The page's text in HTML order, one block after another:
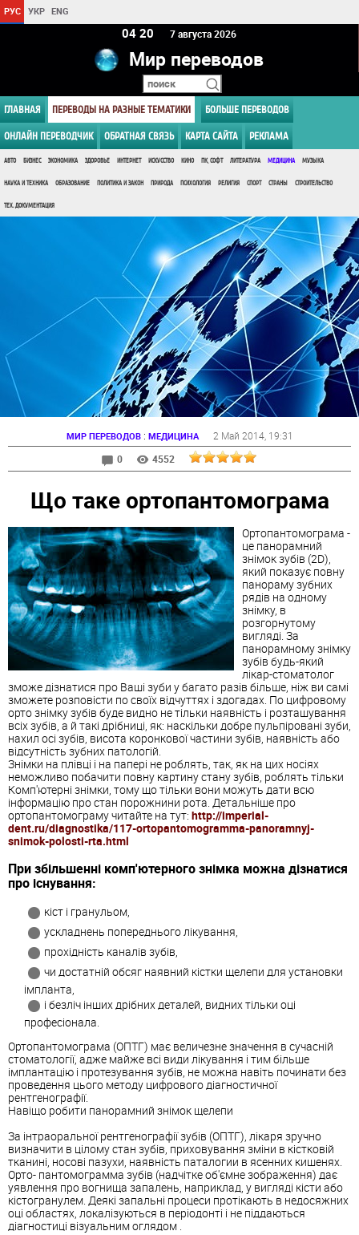
РУС УКР ENG
04 20 7 августа 2026
Мир переводов
ГЛАВНАЯ ПЕРЕВОДЫ НА РАЗНЫЕ ТЕМАТИКИ БОЛЬШЕ ПЕРЕВОДОВ
ОНЛАЙН ПЕРЕВОДЧИК ОБРАТНАЯ СВЯЗЬ КАРТА САЙТА РЕКЛАМА
АВТО БИЗНЕС ЭКОНОМИКА ЗДОРОВЬЕ ИНТЕРНЕТ ИСКУССТВО КИНО ПК, СОФТ ЛИТЕРАТУРА МЕДИЦИНА МУЗЫКА
НАУКА И ТЕХНИКА ОБРАЗОВАНИЕ ПОЛИТИКА И ЗАКОН ПРИРОДА ПСИХОЛОГИЯ РЕЛИГИЯ СПОРТ СТРАНЫ СТРОИТЕЛЬСТВО
ТЕХ. ДОКУМЕНТАЦИЯ
МИР ПЕРЕВОДОВ: МЕДИЦИНА 2 Май 2014, 19:31
0
4552
Що таке ортопантомограма
Ортопантомограма -
це панорамний
знімок зубів (2D),
який показує повну
панораму зубних
рядів на одному
знімку, в
розгорнутому
вигляді. За
панорамному знімку
зубів будь-який
лікар-стоматолог
зможе дізнатися про Ваші зуби у багато разів більше, ніж ви самі
зможете розповісти по своїх відчуттях і здогадах. По цифровому
орто знімку зубів буде видно не тільки наявність і розташування
всіх зубів, а й такі дрібниці, як: наскільки добре пульпіровані зуби,
нахил осі зубів, висота коронкової частини зубів, наявність або
відсутність зубних патологій.
Знімки на плівці і на папері не роблять, так, як на цих носіях
неможливо побачити повну картину стану зубів, роблять тільки
Комп'ютерні знімки, тому що тільки вони можуть дати всю
інформацію про стан порожнини рота. Детальніше про
ортопантомограму читайте на тут: http://imperial-
dent.ru/diagnostika/117-ortopantomogramma-panoramnyj-
snimok-polosti-rta.html
При збільшенні комп'ютерного знімка можна дізнатися
про існування:
кіст і гранульом,
ускладнень попереднього лікування,
прохідність каналів зубів,
чи достатній обсяг наявний кістки щелепи для установки
імпланта,
і безліч інших дрібних деталей, видних тільки оці
професіонала.
Ортопантомограма (ОПТГ) має величезне значення в сучасній
стоматології, адже майже всі види лікування і тим більше
імплантацію і протезування зубів, не можна навіть починати без
проведення цього методу цифрового діагностичної
рентгенографії.
Навіщо робити панорамний знімок щелепи
За інтраоральної рентгенографії зубів (ОПТГ), лікаря зручно
визначити в цілому стан зубів, приховування зміни в кістковій
тканині, носові пазухи, наявність паталогии в ясенних кишенях.
Орто- пантомограмма зубів (надчітке об'ємне зображення) дає
уявлення про вогнища запалень, наприклад, у вигляді кісти або
кістогранулем. Деякі запальні процеси протікають в недосяжних
оці областях, локалізуються в періодонті і не піддаються
діагностиці візуальним оглядом .